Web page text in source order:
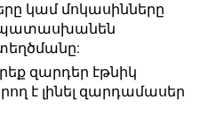
կամ մոկասինները
զարդեր էթնիկ
է լինել զարդամասեր